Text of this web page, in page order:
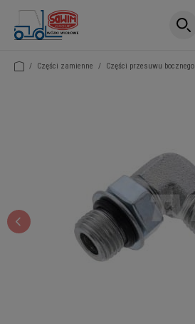
/ Części zamienne / Części przesuwu bocznego